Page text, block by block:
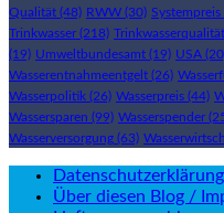
Qualität (48) RWW (30) Systempreis
Trinkwasser(218) Trinkwasserqualität
(19) Umweltbundesamt (19) USA
Wasserentnahmeentgelt (26)
Wasserpolitik (26) Wasserpreis (44)
Wassersparen (99) Wasserspender
Wasserversorgung (63)
Datenschutzerklärung
Über diesen Blog /